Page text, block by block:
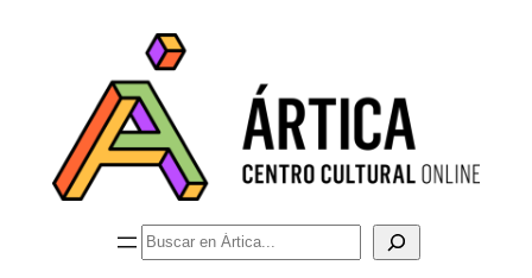
Buscar